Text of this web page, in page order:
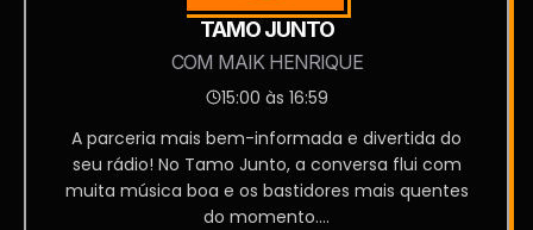
TAMO JUNTO
COM MAIK HENRIQUE
15:00 às 16:59
A parceria mais bem-informada e divertida do
seu rádio! No Tamo Junto, a conversa flui com
muita música boa e os bastidores mais quentes
do momento....